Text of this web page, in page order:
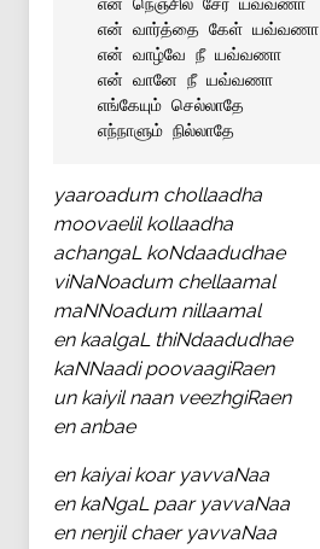
என் வார்த்தை கேள் யவ்வணா
என் வாழ்வே நீ யவ்வணா
என் வானே நீ யவ்வணா
எங்கேயும் செல்லாதே
எந்நாளும் நில்லாதே
yaaroadum chollaadha
moovaelil kollaadha
achangaL koNdaadudhae
viNaNoadum chellaamal
maNNoadum nillaamal
en kaalgaL thiNdaadudhae
kaNNaadi poovaagiRaen
un kaiyil naan veezhgiRaen
en anbae
en kaiyai koar yavvaNaa
en kaNgaL paar yavvaNaa
en nenjil chaer yavvaNaa